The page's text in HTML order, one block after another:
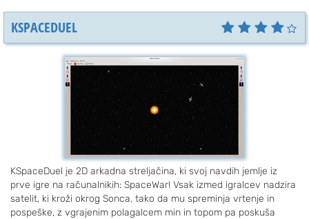
KSPACEDUEL
KSpaceDuel je 2D arkadna streljačina, ki svoj navdih jemlje iz
prve igre na računalnikih: SpaceWar! Vsak izmed igralcev nadzira
satelit, ki kroži okrog Sonca, tako da mu spreminja vrtenje in
pospeške, z vgrajenim polagalcem min in topom pa poskuša